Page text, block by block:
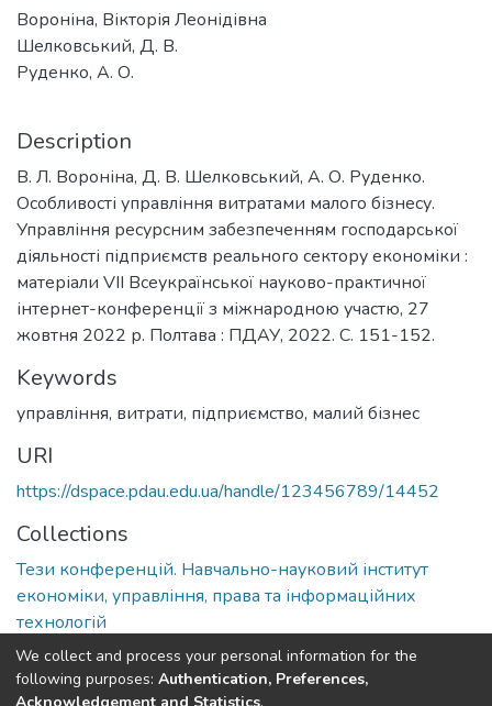
Вороніна, Вікторія Леонідівна
Шелковський, Д. В.
Руденко, А. О.
Description
В. Л. Вороніна, Д. В. Шелковський, А. О. Руденко.
Особливості управління витратами малого бізнесу.
Управління ресурсним забезпеченням господарської
діяльності підприємств реального сектору економіки :
матеріали VІІ Всеукраїнської науково-практичної
інтернет-конференції з міжнародною участю, 27
жовтня 2022 р. Полтава : ПДАУ, 2022. С. 151-152.
Keywords
управління, витрати, підприємство, малий бізнес
URI
https://dspace.pdau.edu.ua/handle/123456789/14452
Collections
Тези конференцій. Навчально-науковий інститут
економіки, управління, права та інформаційних
технологій
Full item page
We collect and process your personal information for the
following purposes: Authentication, Preferences,